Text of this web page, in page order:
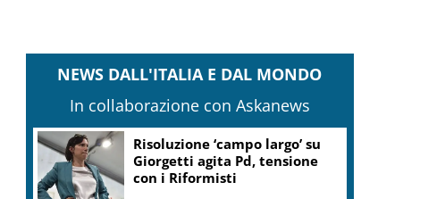
NEWS DALL'ITALIA E DAL MONDO
In collaborazione con Askanews
Banco Bpm, Castagna: Agricole
Italia? Valuteremo, ritengo
fusione molto solida